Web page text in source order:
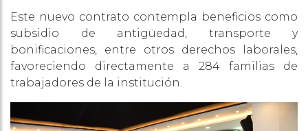
Este nuevo contrato contempla beneficios como
subsidio de antigüedad, transporte y
bonificaciones, entre otros derechos laborales,
favoreciendo directamente a 284 familias de
trabajadores de la institución.